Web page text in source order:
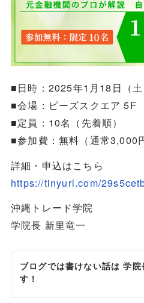
■日時：2025年1月18日（
■会場：ピーズスクエア 5F
■定員：10名（先着順）
■参加費：無料（通常3,000
詳細・申込はこちら
https://tinyurl.com/
沖縄トレード学院
学院長 新里竜一
ブログでは書けない話は学院
す！